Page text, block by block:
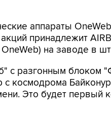
аппараты
принадлежит
на заводе в
с разгонным блоком
с космодрома
Это будет первый